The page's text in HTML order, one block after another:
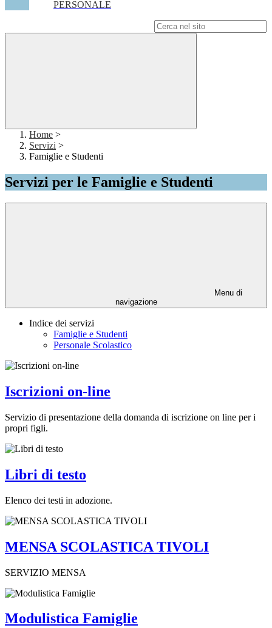
PERSONALE
Home >
Servizi >
Famiglie e Studenti
Servizi per le Famiglie e Studenti
Menu di
navigazione
Indice dei servizi
Famiglie e Studenti
Personale Scolastico
Iscrizioni on-line
Servizio di presentazione della domanda di iscrizione on line per i
propri figli.
Libri di testo
Elenco dei testi in adozione.
MENSA SCOLASTICA TIVOLI
SERVIZIO MENSA
Modulistica Famiglie